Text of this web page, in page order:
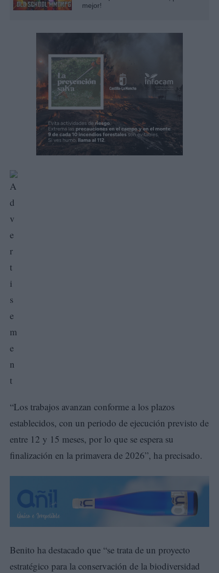
mejor!
“Los trabajos avanzan conforme a los plazos
establecidos, con un periodo de ejecución previsto de
entre 12 y 15 meses, por lo que se espera su
finalización en la primavera de 2026”, ha precisado.
Benito ha destacado que “se trata de un proyecto
estratégico para la conservación de la biodiversidad